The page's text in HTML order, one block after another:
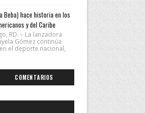
Beba) hace historia en los
y del Caribe
RD. – La lanzadora
Gómez continúa
el deporte nacional,
COMENTARIOS